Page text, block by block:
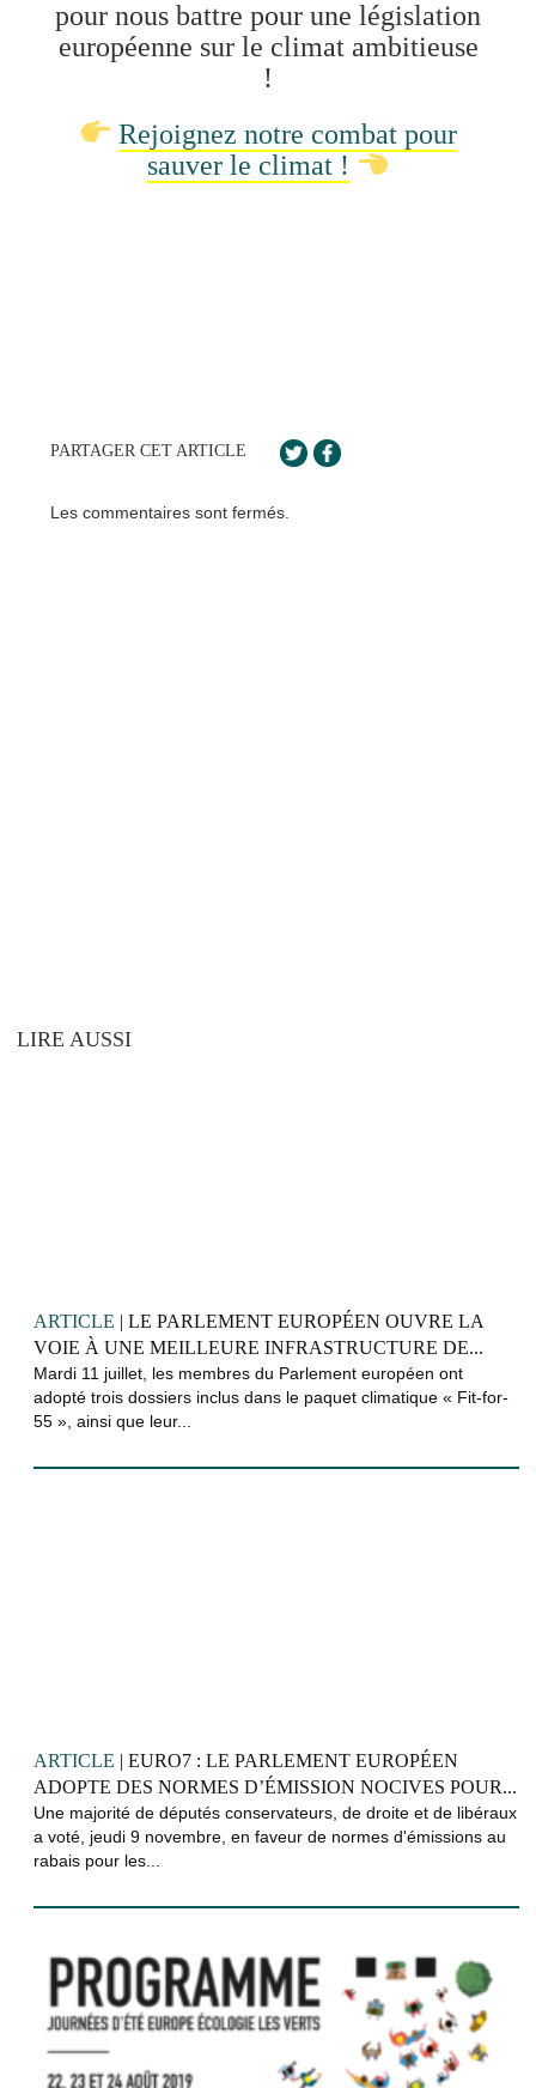
pour nous battre pour une législation
européenne sur le climat ambitieuse
!
Rejoignez notre combat pour
sauver le climat !
PARTAGER CET ARTICLE
Les commentaires sont fermés.
LIRE AUSSI
ARTICLE | LE PARLEMENT EUROPÉEN OUVRE LA
VOIE À UNE MEILLEURE INFRASTRUCTURE DE...
Mardi 11 juillet, les membres du Parlement européen ont
adopté trois dossiers inclus dans le paquet climatique « Fit-for-
55 », ainsi que leur...
ARTICLE | EURO7 : LE PARLEMENT EUROPÉEN
ADOPTE DES NORMES D’ÉMISSION NOCIVES POUR...
Une majorité de députés conservateurs, de droite et de libéraux
a voté, jeudi 9 novembre, en faveur de normes d'émissions au
rabais pour les...